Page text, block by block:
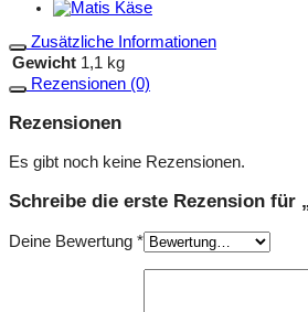
Zusätzliche Informationen
Gewicht 1,1 kg
Rezensionen (0)
Rezensionen
Es gibt noch keine Rezensionen.
Schreibe die erste Rezension für
Deine Bewertung *